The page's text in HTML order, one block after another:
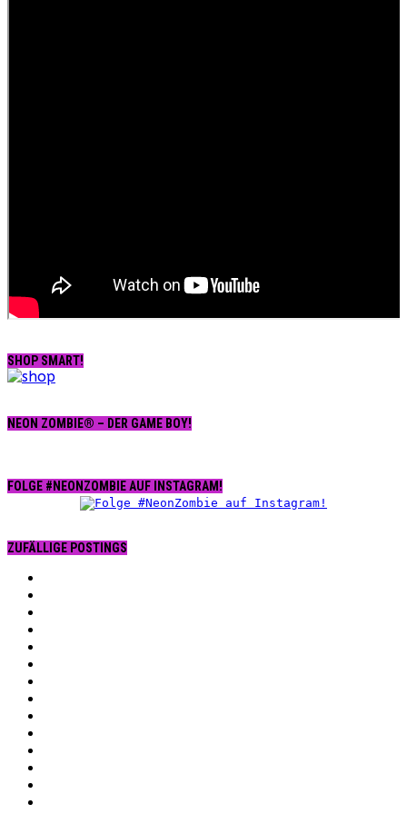
SHOP SMART!
NEON ZOMBIE® – DER GAME BOY!
FOLGE #NEONZOMBIE AUF INSTAGRAM!
ZUFÄLLIGE POSTINGS